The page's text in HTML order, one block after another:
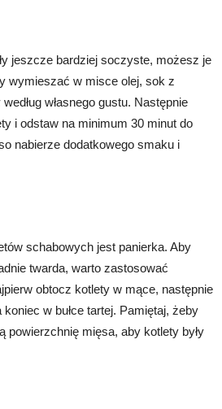
jeszcze bardziej soczyste, możesz je
wymieszać w misce olej, sok z
własnego gustu. Następnie
i odstaw na minimum 30 minut do
nabierze dodatkowego smaku i
schabowych jest panierka. Aby
twarda, warto zastosować
obtocz kotlety w mące, następnie
w bułce tartej. Pamiętaj, żeby
powierzchnię mięsa, aby kotlety były